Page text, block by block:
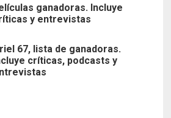
ganadoras. Incluye
y entrevistas
67, lista de ganadoras.
críticas, podcasts y